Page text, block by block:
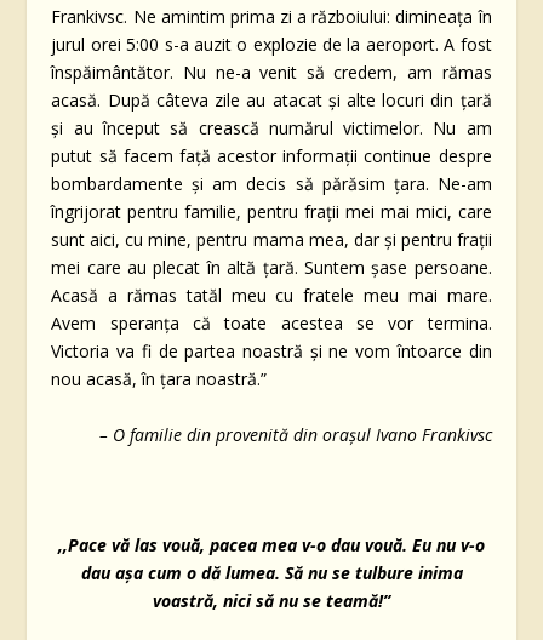
Frankivsc. Ne amintim prima zi a războiului: dimineața în
jurul orei 5:00 s-a auzit o explozie de la aeroport. A fost
înspăimântător. Nu ne-a venit să credem, am rămas
acasă. După câteva zile au atacat și alte locuri din țară
și au început să crească numărul victimelor. Nu am
putut să facem față acestor informații continue despre
bombardamente și am decis să părăsim țara. Ne-am
îngrijorat pentru familie, pentru frații mei mai mici, care
sunt aici, cu mine, pentru mama mea, dar și pentru frații
mei care au plecat în altă țară. Suntem șase persoane.
Acasă a rămas tatăl meu cu fratele meu mai mare.
Avem speranța că toate acestea se vor termina.
Victoria va fi de partea noastră și ne vom întoarce din
nou acasă, în țara noastră.”
– O familie din provenită din orașul Ivano Frankivsc
,,Pace vă las vouă, pacea mea v-o dau vouă. Eu nu v-o
dau aşa cum o dă lumea. Să nu se tulbure inima
voastră, nici să nu se teamă!”